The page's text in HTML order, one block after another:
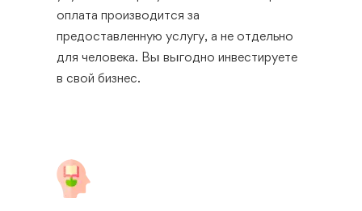
оплата производится за
предоставленную услугу, а не отдельно
для человека. Вы выгодно инвестируете
в свой бизнес.